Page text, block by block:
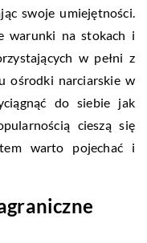
swoje umiejętności.
warunki na stokach i
w pełni z
ośrodki narciarskie w
do siebie jak
cieszą się
warto pojechać i